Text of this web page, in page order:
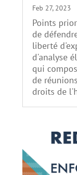
Feb 27, 2023
Points
de
liberté
d'analyse
qui
de
droits de